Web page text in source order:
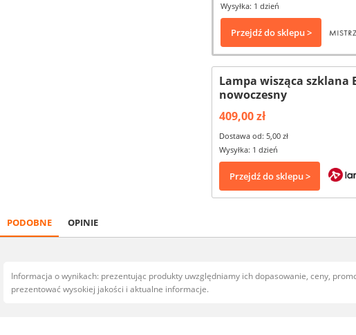
Wysyłka: 1 dzień
Przejdź do sklepu >
Lampa wisząca szklana
nowoczesny
409,00 zł
Dostawa od: 5,00 zł
Wysyłka: 1 dzień
Przejdź do sklepu >
PODOBNE OPINIE
Informacja o wynikach: prezentując produkty uwzględniamy ich dopasowanie, ceny,
prezentować wysokiej jakości i aktualne informacje.